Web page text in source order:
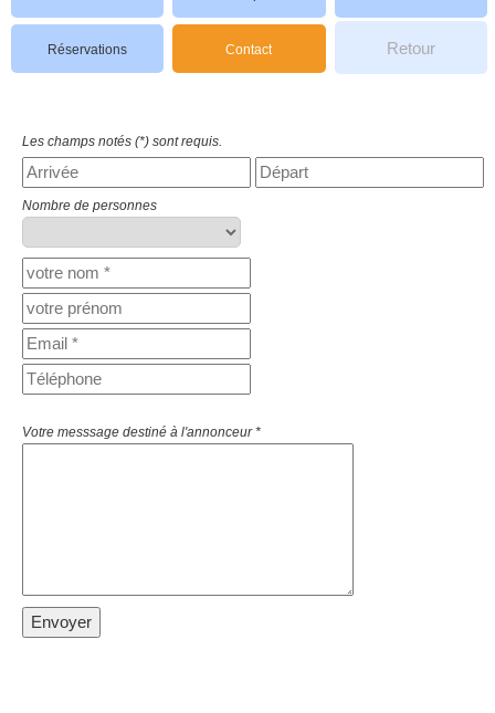
Réservations Contact Retour
Les champs notés (*) sont requis.
Nombre de personnes
Votre messsage destiné à l'annonceur *